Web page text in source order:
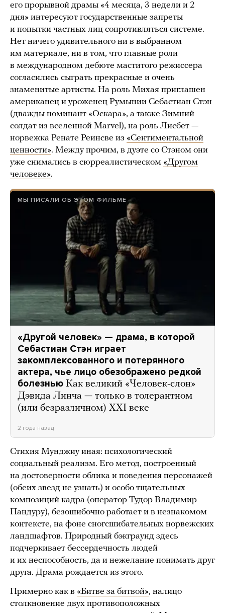
его прорывной драмы «4 месяца, 3 недели и 2
дня» интересуют государственные запреты
и попытки частных лиц сопротивляться системе.
Нет ничего удивительного ни в выбранном
им материале, ни в том, что главные роли
в международном дебюте маститого режиссера
согласились сыграть прекрасные и очень
знаменитые артисты. На роль Михая приглашен
американец и уроженец Румынии Себастиан Стэн
(дважды номинант «Оскара», а также Зимний
солдат из вселенной Marvel), на роль Лисбет —
норвежка Ренате Реинсве из «Сентиментальной
ценности». Между прочим, в дуэте со Стэном они
уже снимались в сюрреалистическом «Другом
человеке».
МЫ ПИСАЛИ ОБ ЭТОМ ФИЛЬМЕ
«Другой человек» — драма, в которой
Себастиан Стэн играет
закомплексованного и потерянного
актера, чье лицо обезображено редкой
болезнью Как великий «Человек-слон»
Дэвида Линча — только в толерантном
(или безразличном) XXI веке
2 года назад
Стихия Мунджиу иная: психологический
социальный реализм. Его метод, построенный
на достоверности облика и поведения персонажей
(обеих звезд не узнать) и особо тщательных
композиций кадра (оператор Тудор Владимир
Пандуру), безошибочно работает и в незнакомом
контексте, на фоне сногсшибательных норвежских
ландшафтов. Природный бэкграунд здесь
подчеркивает бессердечность людей
и их неспособность, да и нежелание понимать друг
друга. Драма рождается из этого.
Примерно как в «Битве за битвой», налицо
столкновение двух противоположных